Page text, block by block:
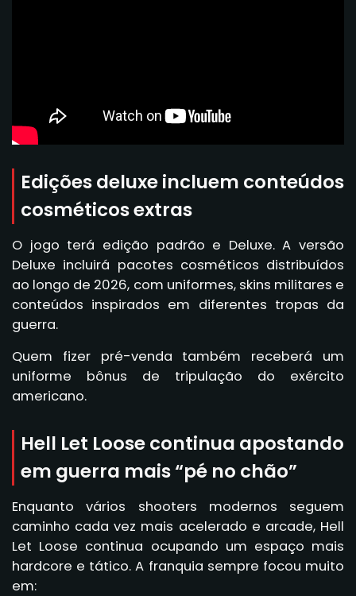
Edições deluxe incluem conteúdos
cosméticos extras
O jogo terá edição padrão e Deluxe. A versão
Deluxe incluirá pacotes cosméticos distribuídos
ao longo de 2026, com uniformes, skins militares e
conteúdos inspirados em diferentes tropas da
guerra.
Quem fizer pré-venda também receberá um
uniforme bônus de tripulação do exército
americano.
Hell Let Loose continua apostando
em guerra mais “pé no chão”
Enquanto vários shooters modernos seguem
caminho cada vez mais acelerado e arcade, Hell
Let Loose continua ocupando um espaço mais
hardcore e tático. A franquia sempre focou muito
em: